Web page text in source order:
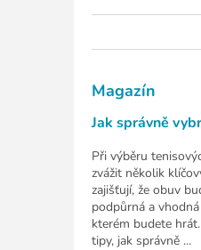
Magazín
Jak správně
Při výběru
zvážit několik
zajišťují, že obuv
podpůrná a
kterém budete
tipy, jak správně ...